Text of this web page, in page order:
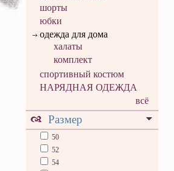
шорты
юбки
одежда для дома
халаты
комплект
спортивный костюм
НАРЯДНАЯ ОДЕЖДА
всё
Размер
50
52
54